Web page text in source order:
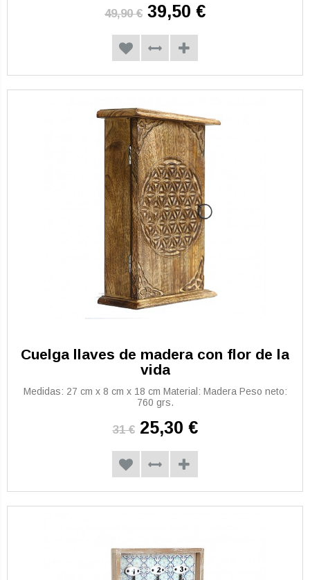
49,90 € 39,50 €
Cuelga llaves de madera con flor de la
vida
Medidas: 27 cm x 8 cm x 18 cm Material: Madera Peso neto:
760 grs.
31 € 25,30 €